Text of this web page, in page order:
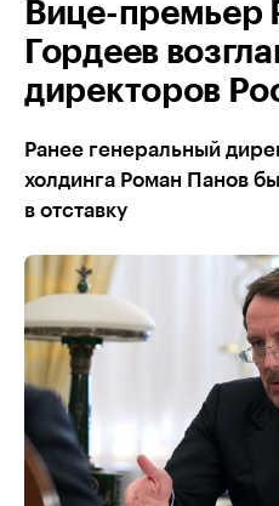
Вице-премьер
Гордеев
директоров
Ранее генеральный
холдинга Роман Панов
в отставку